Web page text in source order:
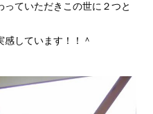
ていただきこの世に２つと
しています！！＾